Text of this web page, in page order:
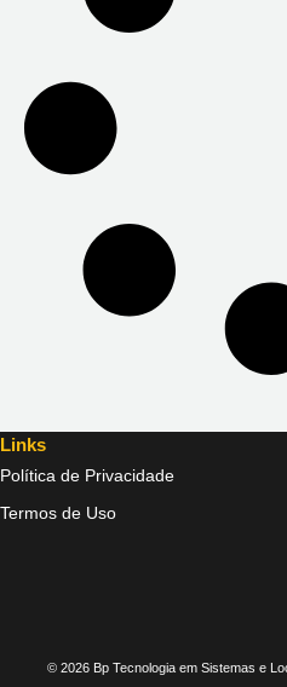
Links
Política de Privacidade
Termos de Uso
© 2026 Bp Tecnologia em Sistemas e